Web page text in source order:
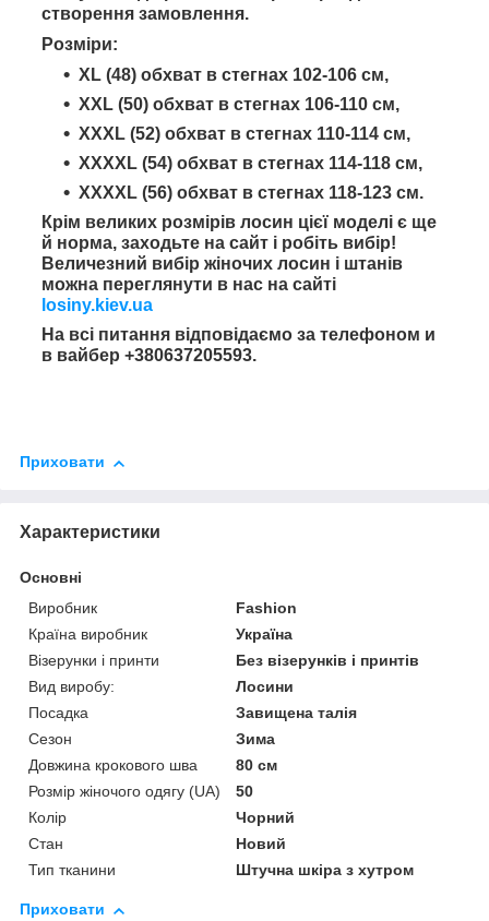
створення замовлення.
Розміри:
XL (48) обхват в стегнах 102-106 см,
XXL (50) обхват в стегнах 106-110 см,
XXXL (52) обхват в стегнах 110-114 см,
XXXXL (54) обхват в стегнах 114-118 см,
XXXXL (56) обхват в стегнах 118-123 см.
Крім великих розмірів лосин цієї моделі є ще
й норма, заходьте на сайт і робіть вибір!
Величезний вибір жіночих лосин і штанів
можна переглянути в нас на сайті
losiny.kiev.ua
На всі питання відповідаємо за телефоном и
в вайбер +380637205593.
Приховати
Характеристики
Основні
Виробник
Fashion
Країна виробник
Україна
Візерунки і принти
Без візерунків і принтів
Вид виробу:
Лосини
Посадка
Завищена талія
Сезон
Зима
Довжина крокового шва
80 см
Розмір жіночого одягу (UA)
50
Колір
Чорний
Стан
Новий
Тип тканини
Штучна шкіра з хутром
Приховати